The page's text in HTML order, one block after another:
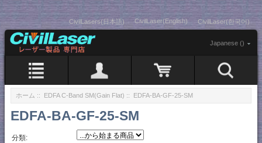
CivilLasers(日本語) CivilLaser(English) CivilLaser(한국어)
Japanese ()
ホーム :: EDFA C-Band SM(Gain Flat) :: EDFA-BA-GF-25-SM
EDFA-BA-GF-25-SM
分類: